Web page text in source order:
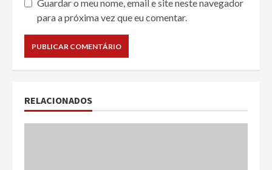
Guardar o meu nome, email e site neste navegador
para a próxima vez que eu comentar.
RELACIONADOS